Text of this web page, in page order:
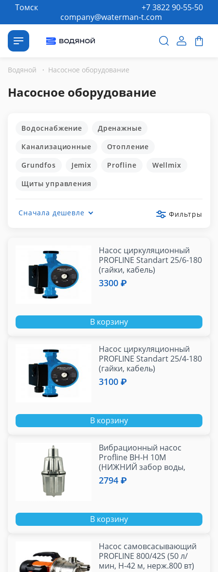
Томск
company@waterman-t.com
+7 3822 90-55-50
Водяной · Насосное оборудование
Насосное оборудование
Водоснабжение
Дренажные
Канализационные
Отопление
Grundfos
Jemix Profline
Wellmix
Щиты управления
Сначала дешевле Фильтры
Насос циркуляционный
PROFLINE Standart 25/6-180
(гайки, кабель)
3300 ₽
В корзину
Насос циркуляционный
PROFLINE Standart 25/4-180
(гайки, кабель)
3100 ₽
В корзину
Вибрационный насос
Profline ВН-Н 10М
(НИЖНИЙ забор воды,
0.28 кВт, напор 72 м, эл.
КАБЕЛЬ - 10м)
2794 ₽
В корзину
Насос самовсасывающий
PROFLINE 800/42S (50 л/
мин, Н-42 м, нерж.800 вт)